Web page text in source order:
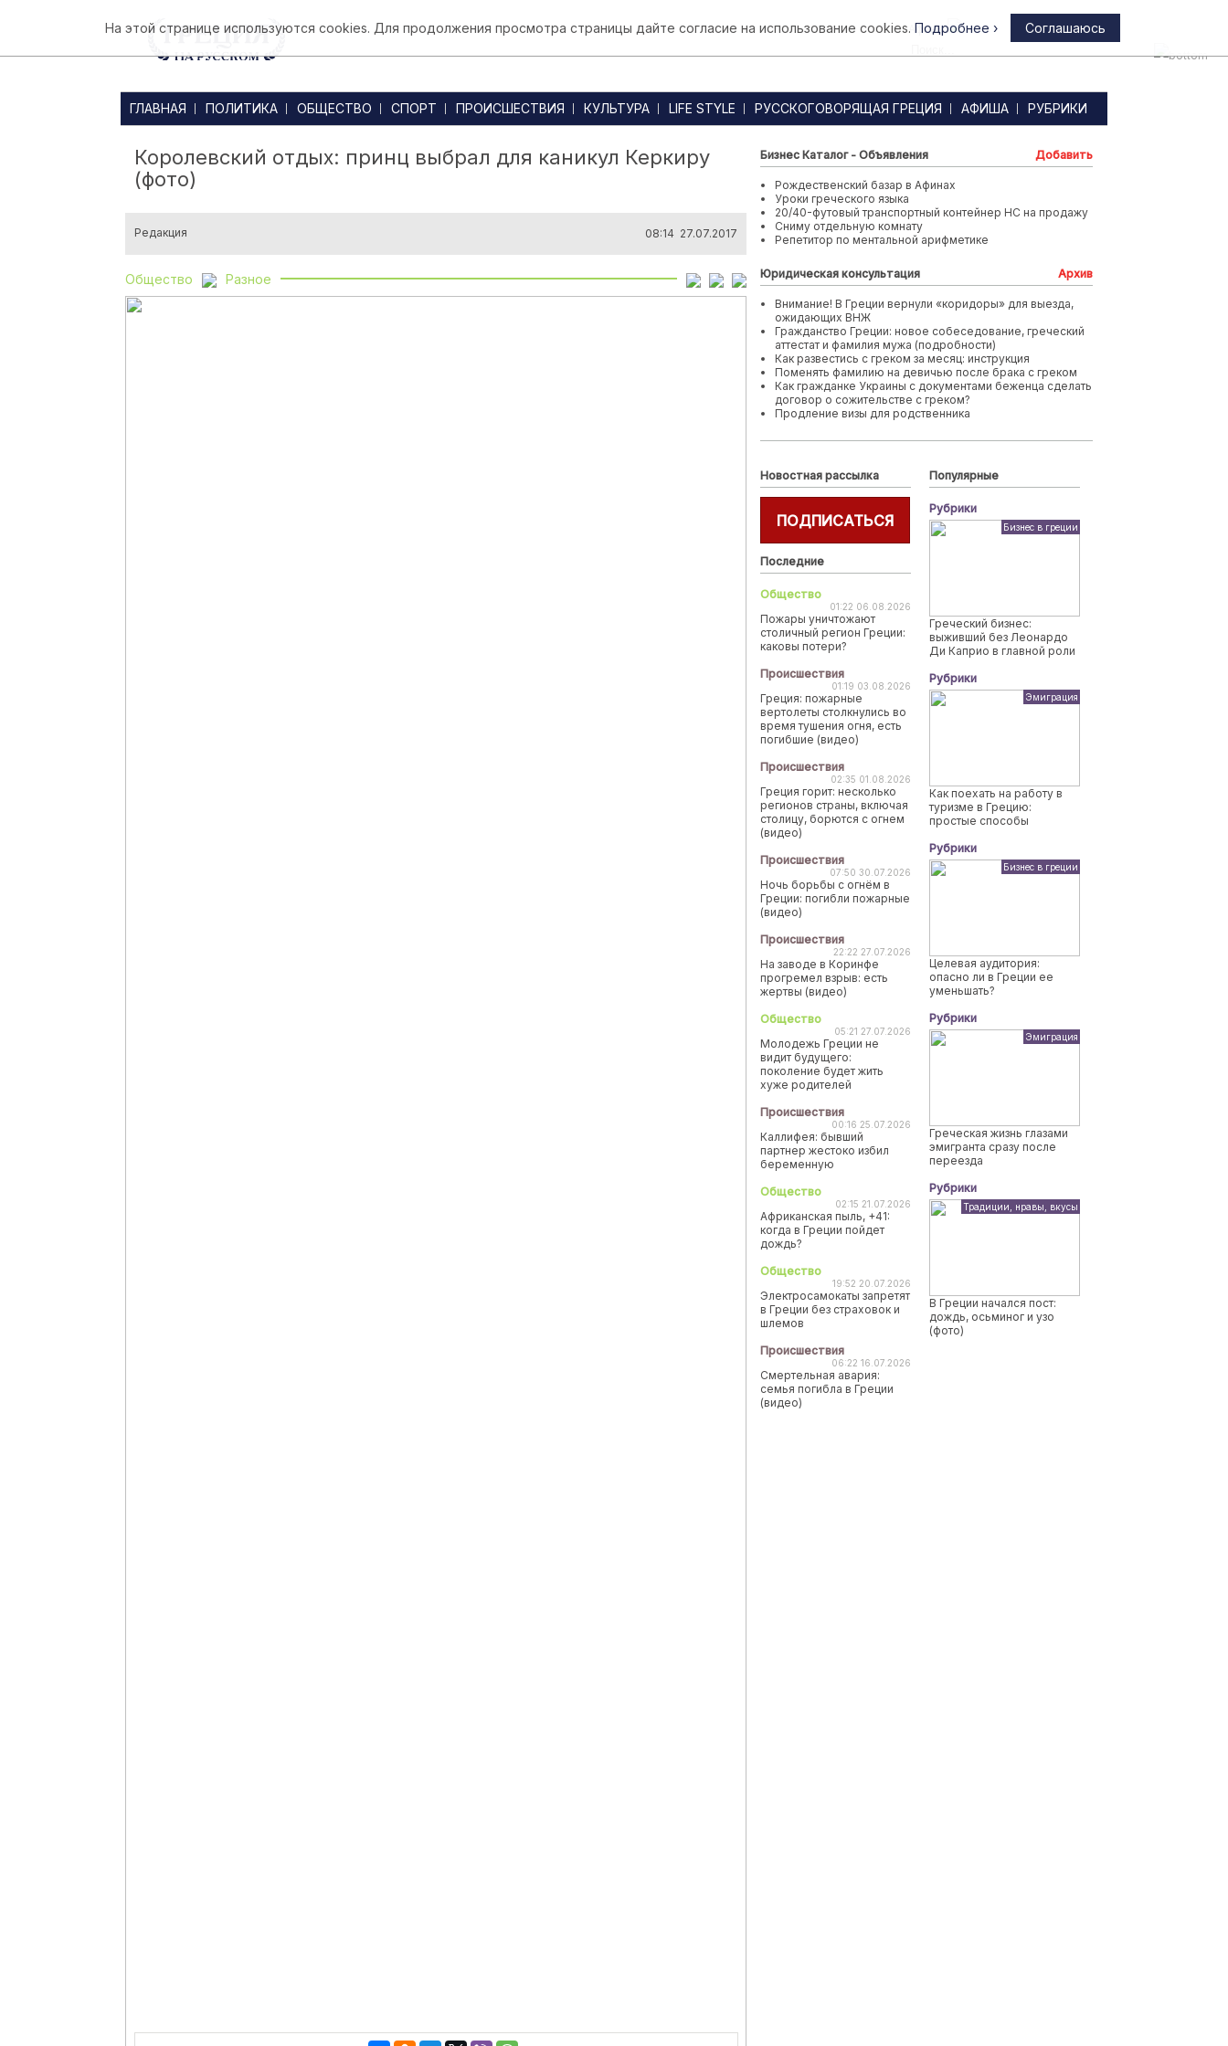
Афины
ГЛАВНАЯ ПОЛИТИКА ОБЩЕСТВО СПОРТ ПРОИСШЕСТВИЯ КУЛЬТУРА LIFE STYLE РУССКОГОВОРЯЩАЯ ГРЕЦИЯ АФИША РУБРИКИ
Королевский отдых: принц выбрал для каникул Керкиру
(фото)
Редакция 08:14 27.07.2017
Общество Разное
Бизнес Каталог - Объявления Добавить
Рождественский базар в Афинах
Уроки греческого языка
20/40-футовый транспортный контейнер HC на продажу
Сниму отдельную комнату
Репетитор по ментальной арифметике
Юридическая консультация Архив
Внимание! В Греции вернули «коридоры» для выезда,
ожидающих ВНЖ
Гражданство Греции: новое собеседование, греческий
аттестат и фамилия мужа (подробности)
Как развестись с греком за месяц: инструкция
Поменять фамилию на девичью после брака с греком
Как гражданке Украины с документами беженца сделать
договор о сожительстве с греком?
Продление визы для родственника
Новостная рассылка
ПОДПИСАТЬСЯ
Последние
Общество
01:22 06.08.2026
Пожары уничтожают
столичный регион Греции:
каковы потери?
Происшествия
01:19 03.08.2026
Греция: пожарные
вертолеты столкнулись во
время тушения огня, есть
погибшие (видео)
Происшествия
02:35 01.08.2026
Греция горит: несколько
регионов страны, включая
столицу, борются с огнем
(видео)
Происшествия
07:50 30.07.2026
Ночь борьбы с огнём в
Греции: погибли пожарные
(видео)
Происшествия
22:22 27.07.2026
На заводе в Коринфе
прогремел взрыв: есть
жертвы (видео)
Общество
05:21 27.07.2026
Молодежь Греции не
видит будущего:
поколение будет жить
хуже родителей
Происшествия
00:16 25.07.2026
Каллифея: бывший
партнер жестоко избил
беременную
Общество
02:15 21.07.2026
Африканская пыль, +41:
когда в Греции пойдет
дождь?
Общество
19:52 20.07.2026
Электросамокаты запретят
в Греции без страховок и
шлемов
Происшествия
06:22 16.07.2026
Смертельная авария:
семья погибла в Греции
(видео)
Популярные
Рубрики
Бизнес в греции
Греческий бизнес:
выживший без Леонардо
Ди Каприо в главной роли
Рубрики
Эмиграция
Как поехать на работу в
туризме в Грецию:
простые способы
Рубрики
Бизнес в греции
Целевая аудитория:
опасно ли в Греции ее
уменьшать?
Рубрики
Эмиграция
Греческая жизнь глазами
эмигранта сразу после
переезда
Рубрики
Традиции, нравы, вкусы
В Греции начался пост:
дождь, осьминог и узо
(фото)
На этой странице используются cookies. Для продолжения просмотра страницы дайте согласие на использование cookies. Подробнее › Соглашаюсь